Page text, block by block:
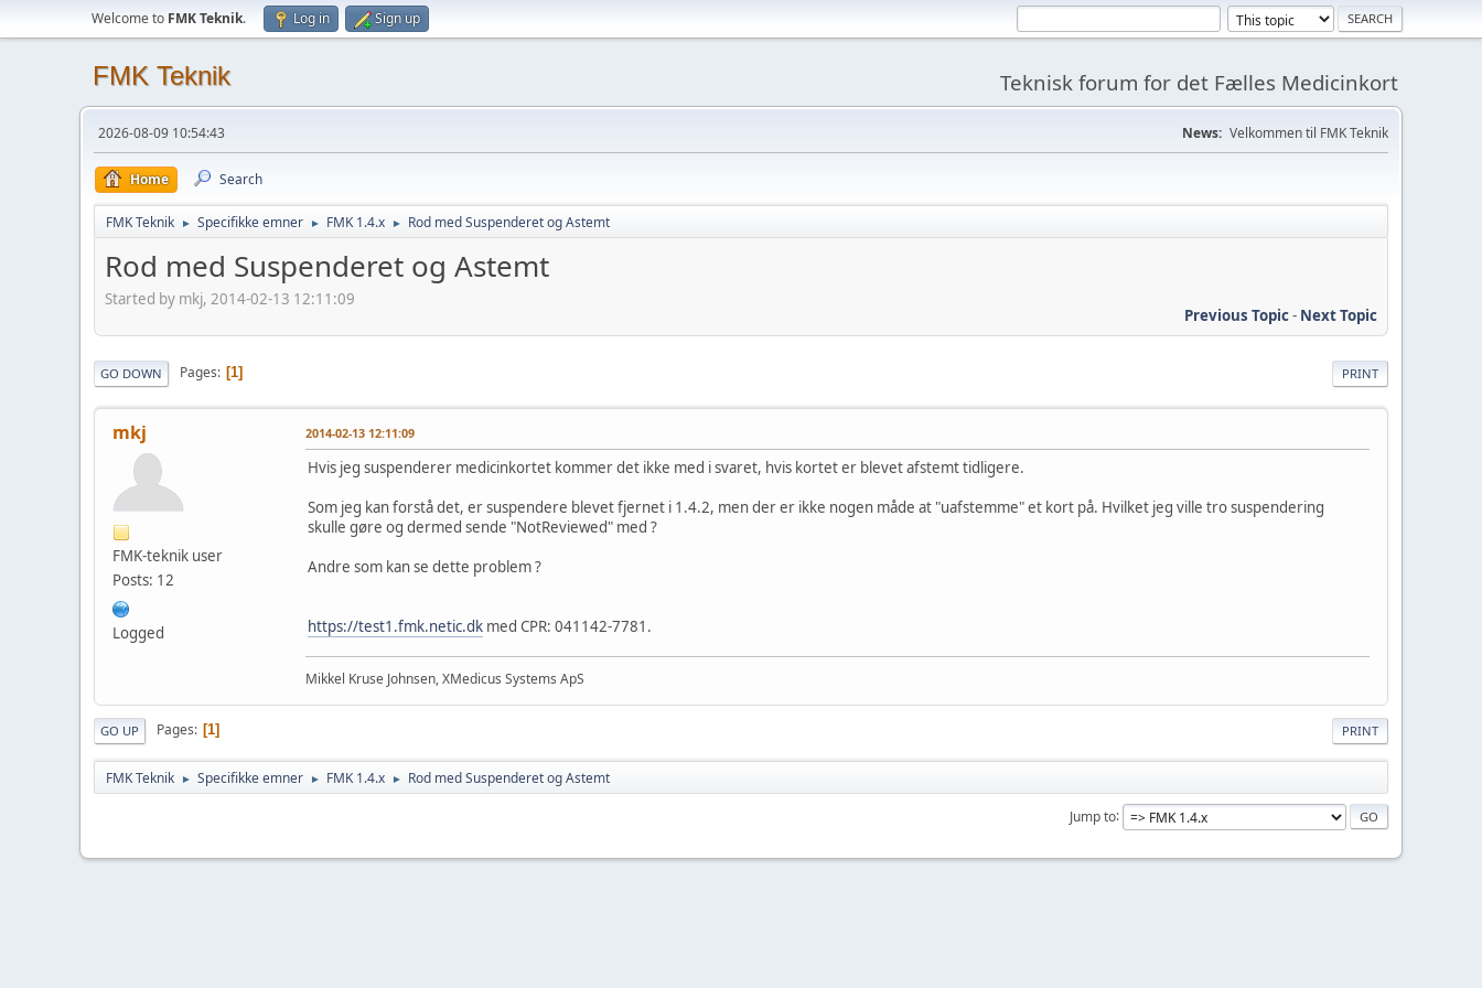
Welcome to FMK Teknik. Log in Sign up
FMK Teknik Teknisk forum for det Fælles Medicinkort
2026-08-09 10:54:43 News: Velkommen til FMK Teknik
Home Search
FMK Teknik ► Specifikke emner ► FMK 1.4.x ► Rod med Suspenderet og Astemt
Rod med Suspenderet og Astemt
Started by mkj, 2014-02-13 12:11:09
Previous Topic- Next Topic
PRINT
GO DOWN Pages 1
mkj
FMK-teknik user
Posts: 12
Logged
2014-02-13 12:11:09
Hvis jeg suspenderer medicinkortet kommer det ikke med i svaret, hvis kortet er blevet afstemt tidligere.
Som jeg kan forstå det, er suspendere blevet fjernet i 1.4.2, men der er ikke nogen måde at "uafstemme" et kort på. Hvilket jeg ville tro suspendering
skulle gøre og dermed sende "NotReviewed" med ?
Andre som kan se dette problem ?
https://test1.fmk.netic.dk med CPR: 041142-7781.
Mikkel Kruse Johnsen, XMedicus Systems ApS
PRINT
GO UP Pages 1
FMK Teknik ► Specifikke emner ► FMK 1.4.x ► Rod med Suspenderet og Astemt
Jump to